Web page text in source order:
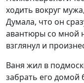
ходить вокруг
Думала, что он
авантюры со мной
взглянул и
Ваня жил в
забрать его домой